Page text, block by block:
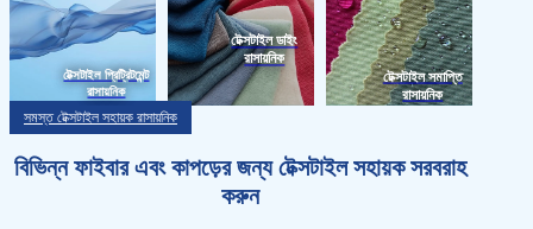
টেক্সটাইল প্রিট্রিটমেন্ট
রাসায়নিক
টেক্সটাইল ডাইং
রাসায়নিক
টেক্সটাইল সমাপ্তি
রাসায়নিক
সমস্ত টেক্সটাইল সহায়ক রাসায়নিক
বিভিন্ন ফাইবার এবং কাপড়ের জন্য টেক্সটাইল সহায়ক সরবরাহ
করুন